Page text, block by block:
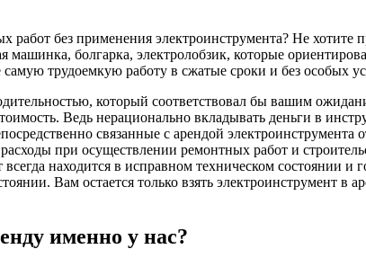
без применения электроинструмента? Не хотите
болгарка, электролобзик, которые
трудоемкую работу в сжатые сроки и без особых
который соответствовал бы вашим
Ведь нерационально вкладывать деньги в
связанные с арендой
при осуществлении ремонтных работ и
находится в исправном техническом состоянии
Вам остается только взять электроинструмент в
именно у нас?